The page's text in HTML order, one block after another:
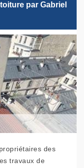
par Gabriel
des
travaux de